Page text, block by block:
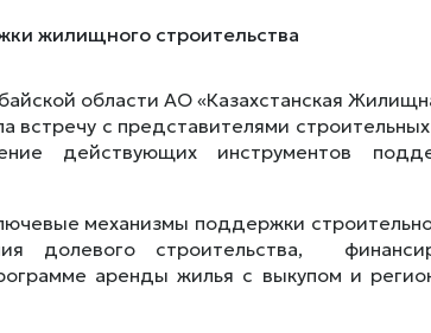
области АО «Казахстанская
с представителями
действующих инструментов
механизмы поддержки
долевого строительства,
аренды жилья с выкупом и